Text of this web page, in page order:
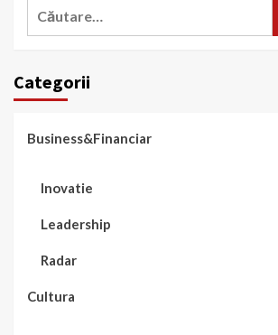
Categorii
Business&Financiar
Inovatie
Leadership
Radar
Cultura